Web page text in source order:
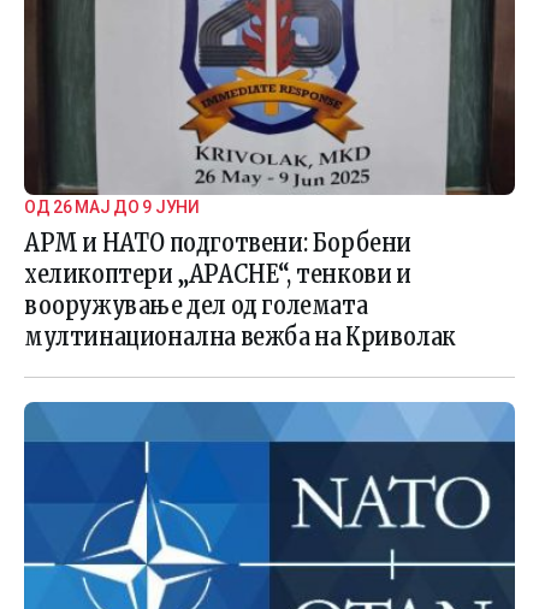
ОД 26 МАЈ ДО 9 ЈУНИ
АРМ и НАТО подготвени: Борбени
хеликоптери „APACHE“, тенкови и
вооружување дел од големата
мултинационална вежба на Криволак